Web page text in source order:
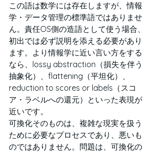
この語は数学には存在しますが、情報
学・データ管理の標準語ではありませ
ん。責任OS側の造語として使う場合、
初出では必ず説明を添える必要があり
ます。より情報学に近い言い方をする
なら、lossy abstraction（損失を伴う
抽象化）、flattening（平坦化）、
reduction to scores or labels（スコ
ア・ラベルへの還元）といった表現が
近いです。
可換化そのものは、複雑な現実を扱う
ために必要なプロセスであり、悪いも
のではありません。問題は、可換化の